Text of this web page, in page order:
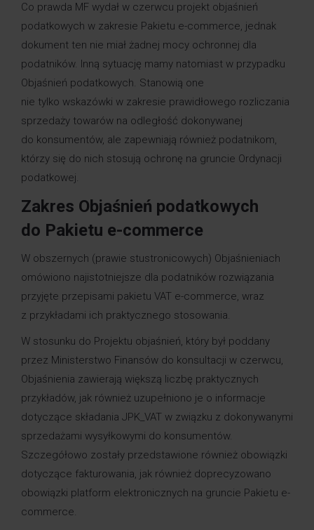
Co prawda MF wydał w czerwcu projekt objaśnień
podatkowych w zakresie Pakietu e-commerce, jednak
dokument ten nie miał żadnej mocy ochronnej dla
podatników. Inną sytuację mamy natomiast w przypadku
Objaśnień podatkowych. Stanowią one
nie tylko wskazówki w zakresie prawidłowego rozliczania
sprzedaży towarów na odległość dokonywanej
do konsumentów, ale zapewniają również podatnikom,
którzy się do nich stosują ochronę na gruncie Ordynacji
podatkowej.
Zakres Objaśnień podatkowych
do Pakietu e-commerce
W obszernych (prawie stustronicowych) Objaśnieniach
omówiono najistotniejsze dla podatników rozwiązania
przyjęte przepisami pakietu VAT e-commerce, wraz
z przykładami ich praktycznego stosowania.
W stosunku do Projektu objaśnień, który był poddany
przez Ministerstwo Finansów do konsultacji w czerwcu,
Objaśnienia zawierają większą liczbę praktycznych
przykładów, jak również uzupełniono je o informacje
dotyczące składania JPK_VAT w związku z dokonywanymi
sprzedażami wysyłkowymi do konsumentów.
Szczegółowo zostały przedstawione również obowiązki
dotyczące fakturowania, jak również doprecyzowano
obowiązki platform elektronicznych na gruncie Pakietu e-
commerce.